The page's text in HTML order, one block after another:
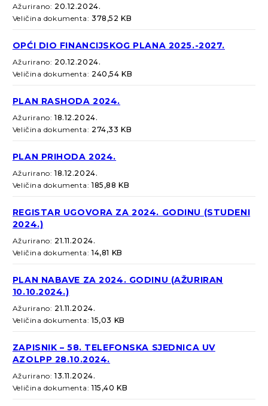
Ažurirano: 20.12.2024.
Veličina dokumenta:378,52 KB
OPĆI DIO FINANCIJSKOG PLANA 2025.-2027.
Ažurirano: 20.12.2024.
Veličina dokumenta: 240,54 KB
PLAN RASHODA 2024.
Ažurirano:18.12.2024.
Veličina dokumenta: 274,33 KB
PLAN PRIHODA 2024.
Ažurirano:18.12.2024.
Veličina dokumenta:185,88 KB
REGISTAR UGOVORA ZA 2024. GODINU (STUDENI
2024.)
Ažurirano: 21.11.2024.
Veličina dokumenta:14,81 KB
PLAN NABAVE ZA 2024. GODINU (AŽURIRAN
10.10.2024.)
Ažurirano: 21.11.2024.
Veličina dokumenta:15,03 KB
ZAPISNIK – 58. TELEFONSKA SJEDNICA UV
AZOLPP 28.10.2024.
Ažurirano:13.11.2024.
Veličina dokumenta:115,40 KB